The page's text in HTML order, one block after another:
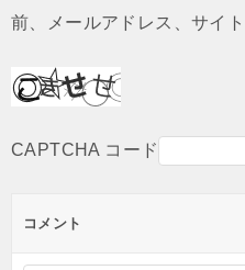
前、メールアドレス、サイト
CAPTCHA コード
コメント